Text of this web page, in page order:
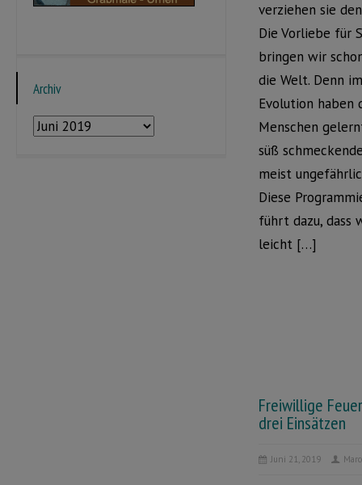
verziehen sie
Die Vorliebe für
bringen wir
die Welt. Denn
Evolution haben
Menschen
süß
meist
Diese
führt dazu, dass
leicht […]
Freiwillige
drei Einsätzen
Juni 21, 2019
Archiv
Archiv